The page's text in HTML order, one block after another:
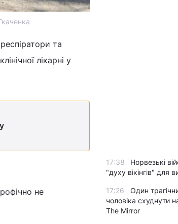
та
лікарні у
не
17:38
Норвезькі
"духу вікінгів" для
17:26
Один
чоловіка схуднути
The Mirror